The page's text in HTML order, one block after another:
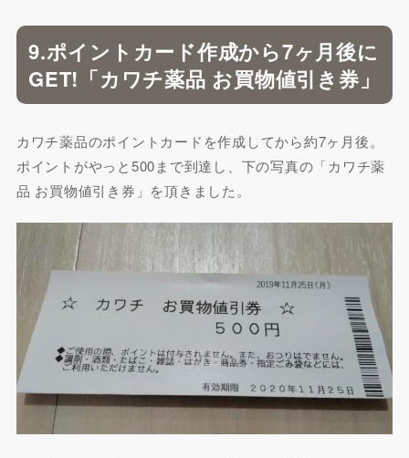
9.ポイントカード作成から7ヶ月後に
GET!「カワチ薬品 お買物値引き券」
カワチ薬品のポイントカードを作成してから約7ヶ月後。
ポイントがやっと500まで到達し、下の写真の「カワチ薬
品 お買物値引き券」を頂きました。